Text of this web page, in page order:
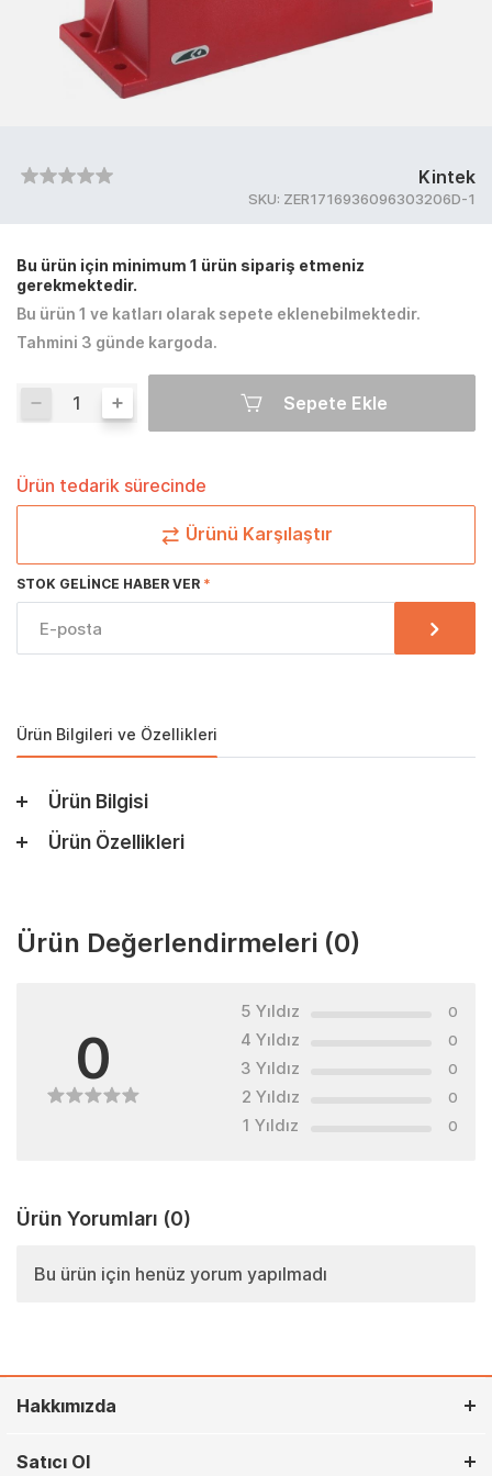
Kintek
SKU: ZER1716936096303206D-1
Bu ürün için minimum 1 ürün sipariş etmeniz
gerekmektedir.
Bu ürün 1 ve katları olarak sepete eklenebilmektedir.
Tahmini 3 günde kargoda.
Sepete Ekle
Ürün tedarik sürecinde
Ürünü Karşılaştır
STOK GELINCE HABER VER
Ürün Bilgileri ve Özellikleri
Ürün Bilgisi
Ürün Özellikleri
Ürün Değerlendirmeleri (0)
0
5 Yıldız 0
4 Yıldız 0
3 Yıldız 0
2 Yıldız 0
1 Yıldız 0
Ürün Yorumları (0)
Bu ürün için henüz yorum yapılmadı
Hakkımızda
Satıcı Ol